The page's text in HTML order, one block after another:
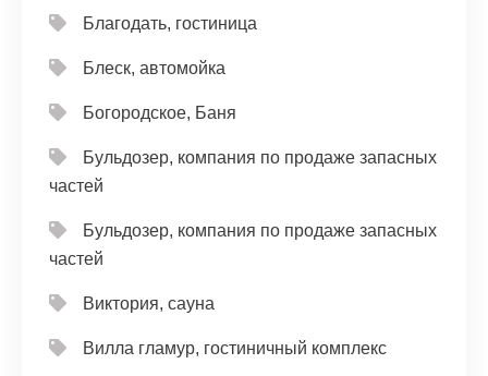
Благодать, гостиница
Блеск, автомойка
Богородское, Баня
Бульдозер, компания по продаже запасных
частей
Бульдозер, компания по продаже запасных
частей
Виктория, сауна
Вилла гламур, гостиничный комплекс